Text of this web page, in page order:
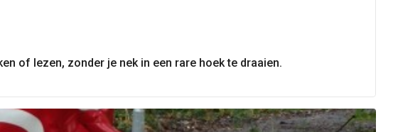
of lezen, zonder je nek in een rare hoek te draaien.